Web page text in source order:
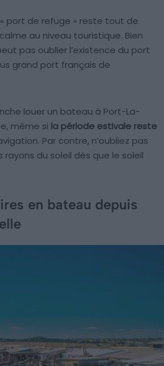
port de refuge » reste tout de
au niveau touristique. Bien
pas oublier l’existence du port
grand port français de
louer un bateau à Port-La-
même si la période estivale reste
Par contre, n’oubliez pas
du soleil dès que le soleil
en bateau depuis